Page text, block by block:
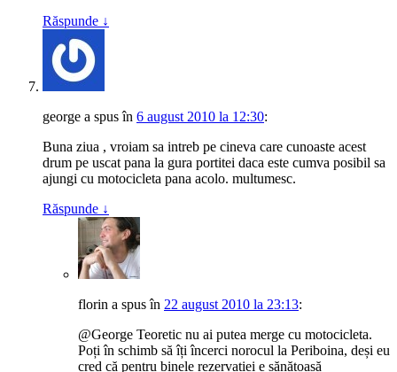
Răspunde ↓
george a spusîn 6 august 2010 la 12:30:
Buna ziua , vroiam sa intreb pe cineva care cunoaste acest
drum pe uscat pana la gura portitei daca este cumva posibil sa
ajungi cu motocicleta pana acolo. multumesc.
Răspunde ↓
florin a spusîn 22 august 2010 la 23:13:
@George Teoretic nu ai putea merge cu motocicleta.
Poți în schimb să îți încerci norocul la Periboina, deși eu
cred că pentru binele rezervației e sănătoasă